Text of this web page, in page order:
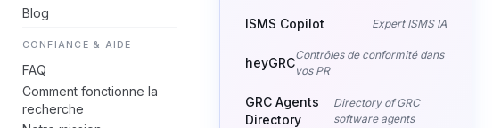
Blog
CONFIANCE & AIDE
FAQ
Comment fonctionne la
recherche
ISMS Copilot Expert ISMS IA
heyGRC
Contrôles de conformité dans
vos PR
GRC Agents
Directory
Directory of GRC
software agents